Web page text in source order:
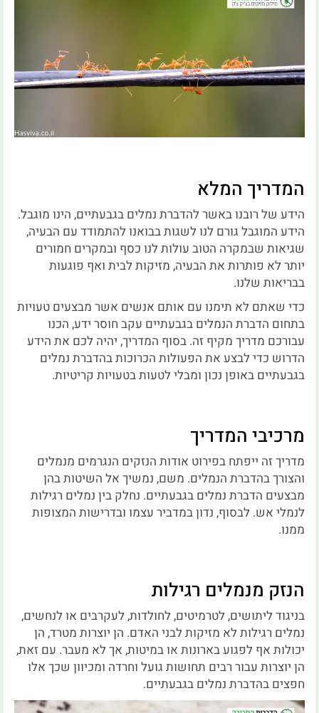
המדריך המלא
הידע של רובנו באשר להדברת נמלים בגבעתיים, הינו מוגבל.
הידע המוגבל גורם לנו לשגות בבואנו להתמודד עם הבעיה,
שגיאות שבמקרה הטוב עולות לנו כסף ובמקרים חמורים
יותר לא פותרות את הבעיה, מזיקות לבית ואף פוגעות
בבריאות שלנו.
כדי שאתם לא תימנו עם אותם אנשים אשר מבצעים טעויות
בתחום הדברת הנמלים בגבעתיים עקב חוסר ידע, הכנו
עבורכם מדריך מקיף זה. בסוף המדריך, יהיה לכם את הידע
הדרוש כדי לבצע את הפעולות הכרוכות בהדברת נמלים
בגבעתיים באופן נכון ומבלי לטעות בטעויות קריטיות.
מרכיבי המדריך
מדריך זה ייפתח בפירוט אודות הנזקים הנגרמים מנמלים
והצורך בהדברת הנמלים. משם, נמשיך אל השיטות בהן
מבצעים הדברת נמלים בגבעתיים. נחלק בין נמלים רגילות
לנמלי אש. לבסוף, נדון במדביר עצמו ובדרישות המצופות
ממנו.
הנזק מנמלים רגילות
בניגוד ליתושים, לטרמיטים, לחולדות, לעקרבים או לנחשים,
נמלים רגילות לא מזיקות לבני האדם. הן יוצרות מטרד, הן
יכולות אף לפגוע בארונות או במיטות, אך לא מעבר. עם זאת,
הן יוצרות עבור רבים תחושות גועל וחרדה ומכיוון שכך אלו
חפצים בהדברת נמלים בגבעתיים.